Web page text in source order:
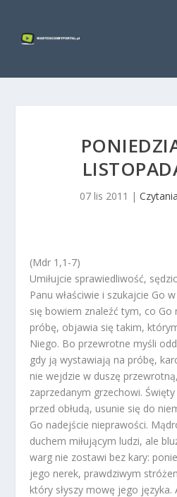
07 lis 2011 | Czytania
(Mdr 1,1-7)
Umiłujcie sprawiedliwość,
Panu właściwie i szukajcie Go
się bowiem znaleźć tym, co Go
próbę, objawia się takim,
Niego. Bo przewrotne myśli
gdy ją wystawiają na próbę,
nie wejdzie w duszę
zaprzedanym grzechowi.
przed obłudą, usunie się do
Go nadejście nieprawości.
duchem miłującym ludzi, ale
warg nie zostawi bez kary:
jego nerek, prawdziwym
który słyszy mowę jego